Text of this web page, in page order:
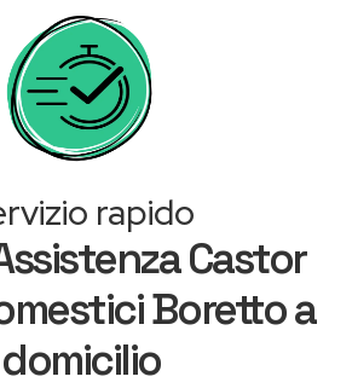
rapido
Castor
Boretto a
domicilio